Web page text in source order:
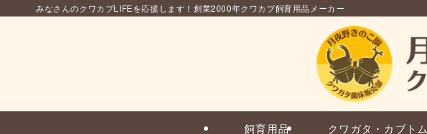
みなさんのクワカブLIFEを応援します！創業2000年クワカブ飼育用品メーカー
飼育用品 クワガタ・カブト